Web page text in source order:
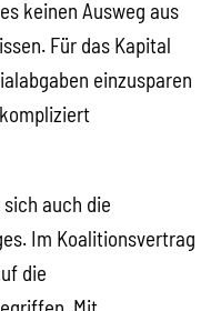
keinen Ausweg aus
Für das Kapital
einzusparen
auch die
Im Koalitionsvertrag
die